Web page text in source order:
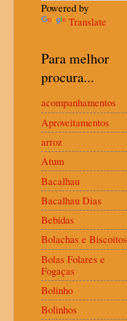
Powered by
Translate
Para melhor
procura...
acompanhamentos
Aproveitamentos
arroz
Atum
Bacalhau
Bacalhau Dias
Bebidas
Bolachas e Biscoitos
Bolas Folares e
Fogaças
Bolinho
Bolinhos